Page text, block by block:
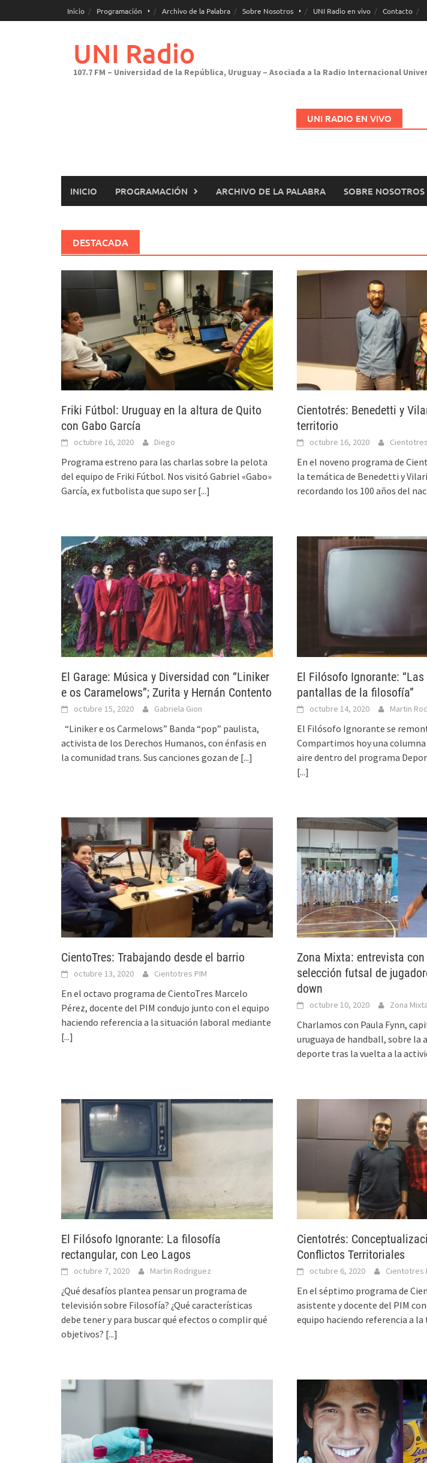
al
Inicio Programación Archivo de la Palabra Sobre Nosotros UNI Radio en vivo Contacto
UNI Radio
107.7 FM – Universidad de la República, Uruguay – Asociada a la Radio Internacional
UNI RADIO EN VIVO
INICIO PROGRAMACIÓN ARCHIVO DE LA PALABRA SOBRE NOSOTROS
DESTACADA
Friki Fútbol: Uruguay en la altura de Quito
con Gabo García
octubre 16, 2020 Diego
Programa estreno para las charlas sobre la pelota
del equipo de Friki Fútbol. Nos visitó Gabriel «Gabo»
García, ex futbolista que supo ser [...]
Cientotrés: Benedetti y
territorio
octubre 16, 2020
En el noveno programa de
la temática de Benedetti y
recordando los 100 años del
El Garage: Música y Diversidad con “Liniker
e os Caramelows”; Zurita y Hernán Contento
octubre 15, 2020 Gabriela Gion
“Liniker e os Carmelows” Banda “pop” paulista,
activista de los Derechos Humanos, con énfasis en
la comunidad trans. Sus canciones gozan de [...]
El Filósofo Ignorante:
pantallas de la filosofía”
octubre 14, 2020 Martin
El Filósofo Ignorante se
Compartimos hoy una
aire dentro del programa
[...]
CientoTres: Trabajando desde el barrio
octubre 13, 2020 Cientotres PIM
En el octavo programa de CientoTres Marcelo
Pérez, docente del PIM condujo junto con el equipo
haciendo referencia a la situación laboral mediante
[...]
Zona Mixta: entrevista
selección futsal de
down
octubre 10, 2020 Zona Mixta
Charlamos con Paula Fynn,
uruguaya de handball, sobre la
deporte tras la vuelta a la
El Filósofo Ignorante: La filosofía
rectangular, con Leo Lagos
octubre 7, 2020 Martin Rodriguez
¿Qué desafíos plantea pensar un programa de
televisión sobre Filosofía? ¿Qué características
debe tener y para buscar qué efectos o complir qué
objetivos? [...]
Cientotrés:
Conflictos Territoriales
octubre 6, 2020 Cientotres
En el séptimo programa de
asistente y docente del PIM
equipo haciendo referencia a